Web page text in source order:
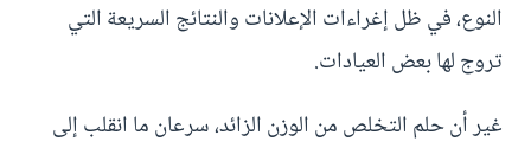
النوع، في ظل إغراءات الإعلانات والنتائج السريعة التي
تروج لها بعض العيادات.
غير أن حلم التخلص من الوزن الزائد، سرعان ما انقلب إلى